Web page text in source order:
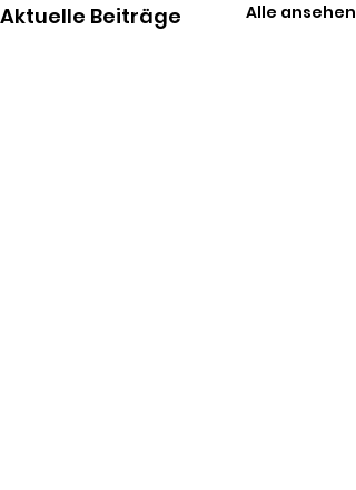
Aktuelle Beiträge Alle ansehen